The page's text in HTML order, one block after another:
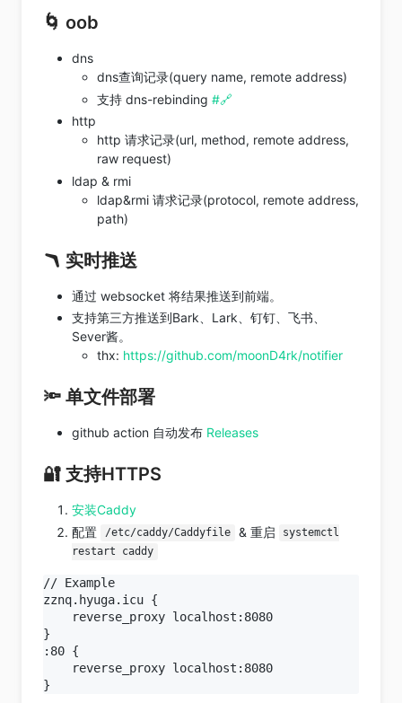
🌀 oob
dns
dns查询记录(query name, remote address)
支持 dns-rebinding #🔗
http
http 请求记录(url, method, remote address,
raw request)
ldap & rmi
ldap&rmi 请求记录(protocol, remote address,
path)
🪃 实时推送
通过 websocket 将结果推送到前端。
支持第三方推送到Bark、Lark、钉钉、飞书、
Sever酱。
thx: https://github.com/moonD4rk/notifier
🔦 单文件部署
github action 自动发布 Releases
🔐 支持HTTPS
安装Caddy
配置
/etc/caddy/Caddyfile & 重启
systemctl
restart caddy
// Example
zznq.hyuga.icu {
    reverse_proxy localhost:8080
}
:80 {
    reverse_proxy localhost:8080